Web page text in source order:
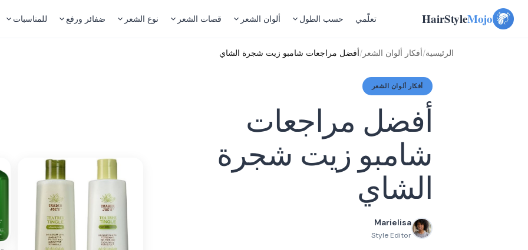
Skip
HairStyleMojo تعلّمي حسب الطول ألوان الشعر قصات الشعر نوع الشعر ضفائر ورفع للمناسبات
الرئيسية/أفكار ألوان الشعر /أفضل مراجعات شامبو زيت شجرة الشاي
أفكار ألوان الشعر
أفضل مراجعات
شامبو زيت شجرة
الشاي
Marielisa
Style Editor